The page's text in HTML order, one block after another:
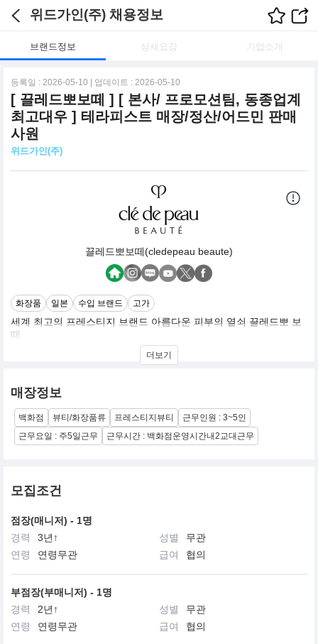
위드가인(주) 채용정보
브랜드정보 상세요강 기업소개
등록일 : 2026-05-10 | 업데이트 : 2026-05-10
[ 끌레드뽀보떼 ] [ 본사/ 프로모션팀, 동종업계
최고대우 ] 테라피스트 매장/정산/어드민 판매
사원
위드가인(주)
끌레드뽀보떼(cledepeau beaute)
화장품 일본 수입 브랜드 고가
세계 최고의 프레스티지 브랜드 아름다운 피부의 열쇠 끌레드뽀 보
떼
현대적이면서 우아한 감각과 첨단 과한 기술력이 어우러진 최고의
프레스티지 브랜드,끌레드뽀 보떼
‘우리가 세계에서 가장 효과적인 노화방지 트리트먼트를 만들어 낸
다면 어떻게 될까요?’
이 한마디가 세계 최고의 프레스티지 브랜드인 끌레드뽀 보떼의 시
작입니다.
30년 역사의 기술력으로 만들어진 끌레드뽀 보떼는 ‘아름다운 피부
1999년 한국에 진출한 끌레드뽀 보떼는 로열티 있는 고객 창출에 집
중하여 상류층 여성들 사이에서 그 명성을 얻었습니다.
시장을 새롭게 열었으며,블랙 라벨 화장품인 시나끄티프 라인의 크
렘므 엥땅시브는 기존의 화장품을 넘어서는 혁신적인 효과와 효능
으로 Beyond Luxury Market을 열었습니다.
보떼의 세계에 첫발을 디디신 여러분을 진심으로 환영하며, 끌레드
뽀 보떼와 함께 아름다움에 관한 모든 비밀을 찾아내시기를 희망합
니다.
더보기
매장정보
백화점 뷰티/화장품류 프레스티지뷰티
근무인원 : 3~5인
근무요일 : 주5일근무
근무시간 : 백화점운영시간내2교대근무
모집조건
점장(매니저) - 1명
경력
3년↑ 성별
무관
연령
연령무관 급여 협의
부점장(부매니저) - 1명
경력
2년↑ 성별
무관
연령
연령무관 급여 협의